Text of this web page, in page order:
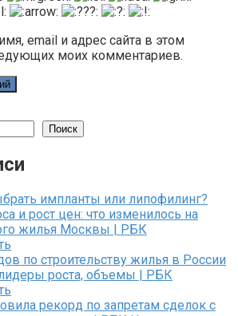
email и адрес сайта в этом
моих комментариев.
Поиск
импланты или липофилинг?
и рост цен: что изменилось на
жилья Москвы | РБК
по строительству жилья в России
роста, объемы | РБК
рекорд по запретам сделок с